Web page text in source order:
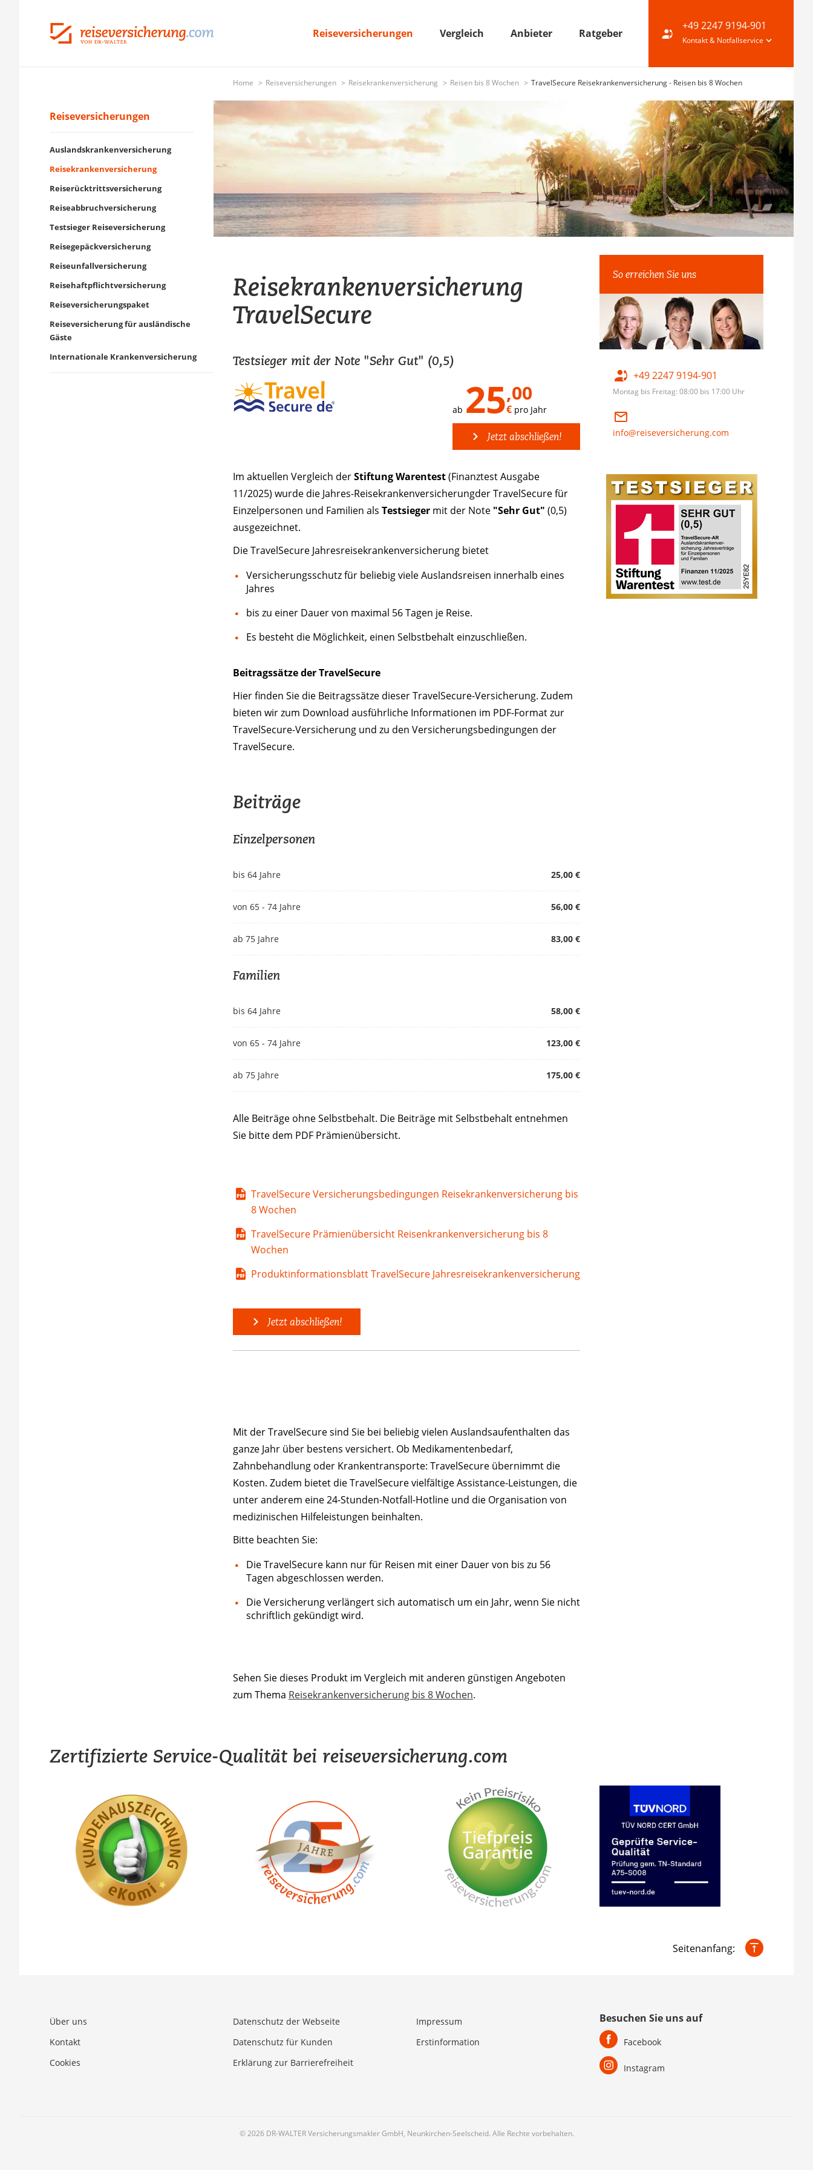
Reiseversicherungen Vergleich Anbieter Ratgeber
+49 2247 9194-901
Kontakt & Notfallservice
Home Reiseversicherungen Reisekrankenversicherung Reisen bis 8 Wochen TravelSecure Reisekrankenversicherung - Reisen bis 8 Wochen
Reiseversicherungen
Auslandskrankenversicherung
Reisekrankenversicherung
Reiserücktrittsversicherung
Reiseabbruchversicherung
Testsieger Reiseversicherung
Reisegepäckversicherung
Reiseunfallversicherung
Reisehaftpflichtversicherung
Reiseversicherungspaket
Reiseversicherung für ausländische
Gäste
Internationale Krankenversicherung
Reisekrankenversicherung
TravelSecure
Testsieger mit der Note "Sehr Gut" (0,5)
ab 25,00
€ pro Jahr
Jetzt abschließen!
Im aktuellen Vergleich derStiftung Warentest(Finanztest Ausgabe
11/2025) wurde die Jahres-Reisekrankenversicherungder TravelSecure für
Einzelpersonen und Familien als Testsieger mit der Note "Sehr Gut" (0,5)
ausgezeichnet.
Die TravelSecure Jahresreisekrankenversicherung bietet
Versicherungsschutz für beliebig viele Auslandsreisen innerhalb eines
Jahres
bis zu einer Dauer von maximal 56 Tagen je Reise.
Es besteht die Möglichkeit, einen Selbstbehalt einzuschließen.
Beitragssätze der TravelSecure
Hier finden Sie die Beitragssätze dieser TravelSecure-Versicherung. Zudem
bieten wir zum Download ausführliche Informationen im PDF-Format zur
TravelSecure-Versicherung und zu den Versicherungsbedingungen der
TravelSecure.
Beiträge
Einzelpersonen
bis 64 Jahre 25,00 €
von 65 - 74 Jahre 56,00 €
ab 75 Jahre 83,00 €
Familien
bis 64 Jahre 58,00 €
von 65 - 74 Jahre 123,00 €
ab 75 Jahre 175,00 €
Alle Beiträge ohne Selbstbehalt. Die Beiträge mit Selbstbehalt entnehmen
Sie bitte dem PDF Prämienübersicht.
TravelSecure Versicherungsbedingungen Reisekrankenversicherung bis
8 Wochen
TravelSecure Prämienübersicht Reisenkrankenversicherung bis 8
Wochen
Produktinformationsblatt TravelSecure Jahresreisekrankenversicherung
Jetzt abschließen!
Mit der TravelSecure sind Sie bei beliebig vielen Auslandsaufenthalten das
ganze Jahr über bestens versichert. Ob Medikamentenbedarf,
Zahnbehandlung oder Krankentransporte: TravelSecure übernimmt die
Kosten. Zudem bietet die TravelSecure vielfältige Assistance-Leistungen, die
unter anderem eine 24-Stunden-Notfall-Hotline und die Organisation von
medizinischen Hilfeleistungen beinhalten.
Bitte beachten Sie:
Die TravelSecure kann nur für Reisen mit einer Dauer von bis zu 56
Tagen abgeschlossen werden.
Die Versicherung verlängert sich automatisch um ein Jahr, wenn Sie nicht
schriftlich gekündigt wird.
Sehen Sie dieses Produkt im Vergleich mit anderen günstigen Angeboten
zum Thema Reisekrankenversicherung bis 8 Wochen.
So erreichen Sie uns
+49 2247 9194-901
Montag bis Freitag: 08:00 bis 17:00 Uhr
info@reiseversicherung.com
Zertifizierte Service-Qualität bei reiseversicherung.com
Seitenanfang:
Über uns
Kontakt
Cookies
Datenschutz der Webseite
Datenschutz für Kunden
Erklärung zur Barrierefreiheit
Impressum
Erstinformation
Besuchen Sie uns auf
Facebook
Instagram
© 2026 DR-WALTER Versicherungsmakler GmbH, Neunkirchen-Seelscheid. Alle Rechte vorbehalten.